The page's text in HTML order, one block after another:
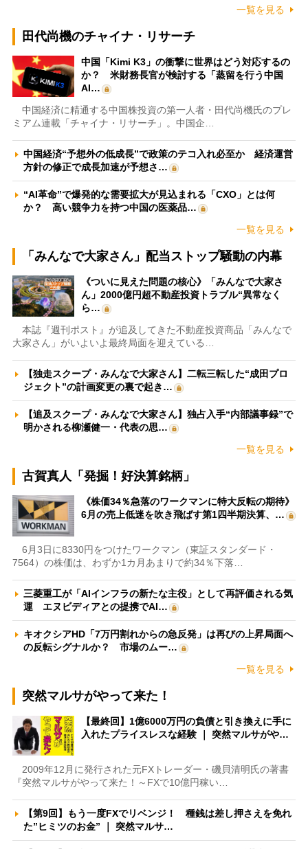
一覧を見る
田代尚機のチャイナ・リサーチ
中国「Kimi K3」の衝撃に世界はどう対応するの
か？ 米財務長官が検討する「蒸留を行う中国
AI…
中国経済に精通する中国株投資の第一人者・田代尚機氏のプレ
ミアム連載「チャイナ・リサーチ」。中国企…
中国経済“予想外の低成長”で政策のテコ入れ必至か 経済運営
方針の修正で成長加速が予想さ…
“AI革命”で爆発的な需要拡大が見込まれる「CXO」とは何
か？ 高い競争力を持つ中国の医薬品…
一覧を見る
「みんなで大家さん」配当ストップ騒動の内幕
《ついに見えた問題の核心》「みんなで大家さ
ん」2000億円超不動産投資トラブル“異常なく
ら…
本誌『週刊ポスト』が追及してきた不動産投資商品「みんなで
大家さん」がいよいよ最終局面を迎えている…
【独走スクープ・みんなで大家さん】二転三転した“成田プロ
ジェクト”の計画変更の裏で起き…
【追及スクープ・みんなで大家さん】独占入手“内部議事録”で
明かされる柳瀬健一・代表の思…
一覧を見る
古賀真人「発掘！好決算銘柄」
《株価34％急落のワークマンに特大反転の期待》
6月の売上低迷を吹き飛ばす第1四半期決算、…
6月3日に8330円をつけたワークマン（東証スタンダード・
7564）の株価は、わずか1カ月あまりで約34％下落…
三菱重工が「AIインフラの新たな主役」として再評価される気
運 エヌビディアとの提携でAI…
キオクシアHD「7万円割れからの急反発」は再びの上昇局面へ
の反転シグナルか？ 市場のムー…
一覧を見る
突然マルサがやって来た！
【最終回】1億6000万円の負債と引き換えに手に
入れたプライスレスな経験 ｜ 突然マルサがや…
2009年12月に発行された元FXトレーダー・磯貝清明氏の著書
『突然マルサがやって来た！～FXで10億円稼い…
【第9回】もう一度FXでリベンジ！ 種銭は差し押さえを免れ
た”ヒミツのお金” ｜ 突然マルサ…